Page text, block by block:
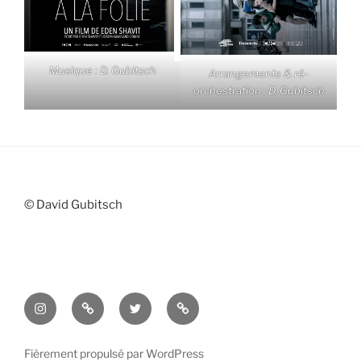
Musique : D. Gubitsch
Arrangements & ré-
orchestration : D. Gubitsch
© David Gubitsch
InstagramThreads Twitter IMDB
Fièrement propulsé par WordPress